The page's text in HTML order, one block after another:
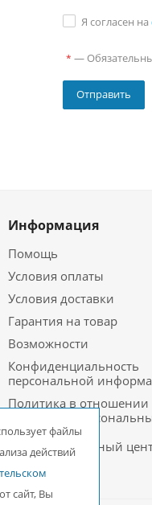
Я согласен на
* —
Информация
Помощь
Условия оплаты
Условия доставки
Гарантия на товар
Возможности
Конфиденциальность
персональной
Политика в отношении
обработки
данных в ООО
Межрегиональный
«Глобус»
файлы
действий
сайт, Вы